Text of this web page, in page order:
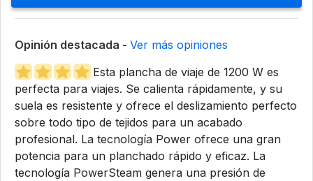
Opinión destacada - Ver más opiniones
Esta plancha de viaje de 1200 W es
perfecta para viajes. Se calienta rápidamente, y su
suela es resistente y ofrece el deslizamiento perfecto
sobre todo tipo de tejidos para un acabado
profesional. La tecnología Power ofrece una gran
potencia para un planchado rápido y eficaz. La
tecnología PowerSteam genera una presión de